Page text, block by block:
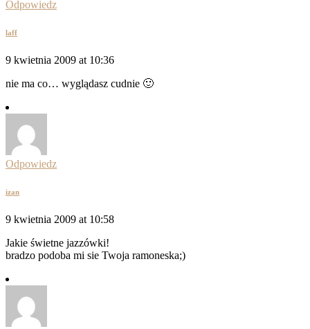
Odpowiedz
laff
9 kwietnia 2009 at 10:36
nie ma co… wyglądasz cudnie 🙂
Odpowiedz
izan
9 kwietnia 2009 at 10:58
Jakie świetne jazzówki!
bradzo podoba mi sie Twoja ramoneska;)